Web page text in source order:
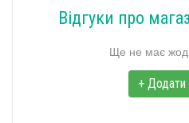
Відгуки про
Ще не має
+ Додати